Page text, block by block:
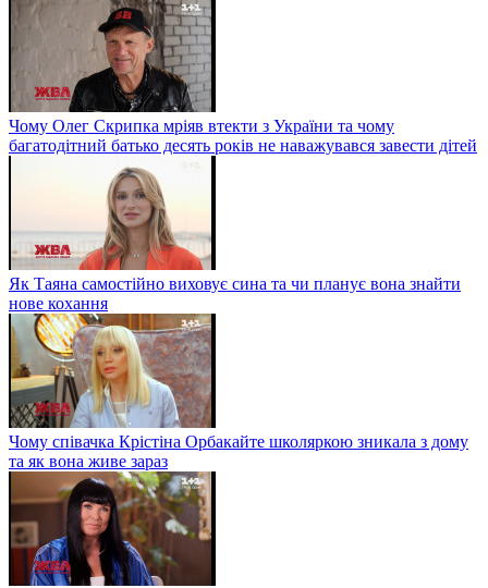
Чому Олег Скрипка мріяв втекти з України та чому
багатодітний батько десять років не наважувався завести дітей
Як Таяна самостійно виховує сина та чи планує вона знайти
нове кохання
Чому співачка Крістіна Орбакайте школяркою зникала з дому
та як вона живе зараз